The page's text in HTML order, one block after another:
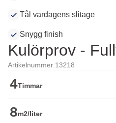
Tål vardagens slitage
Snygg finish
Kulörprov -
Artikelnummer 13218
4Timmar
8m2/liter